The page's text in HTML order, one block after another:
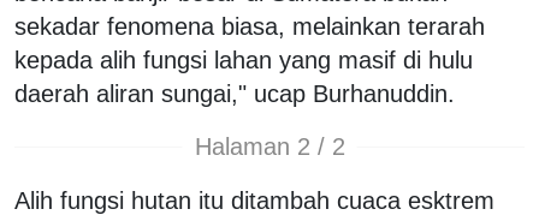
sekadar fenomena biasa, melainkan terarah
kepada alih fungsi lahan yang masif di hulu
daerah aliran sungai," ucap Burhanuddin.
Halaman 2 / 2
Alih fungsi hutan itu ditambah cuaca esktrem